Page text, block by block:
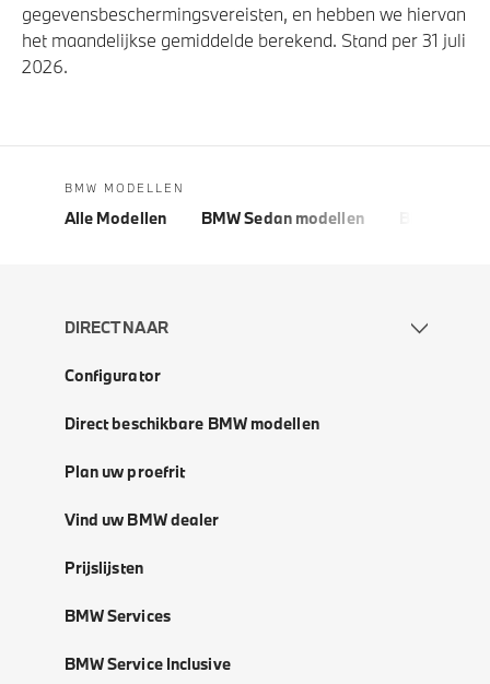
gegevensbeschermingsvereisten, en hebben we hiervan
het maandelijkse gemiddelde berekend. Stand per 31 juli
2026.
BMW MODELLEN
Alle Modellen BMW Sedan modellen
DIRECT NAAR
Configurator
Direct beschikbare BMW modellen
Plan uw proefrit
Vind uw BMW dealer
Prijslijsten
BMW Services
BMW Service Inclusive